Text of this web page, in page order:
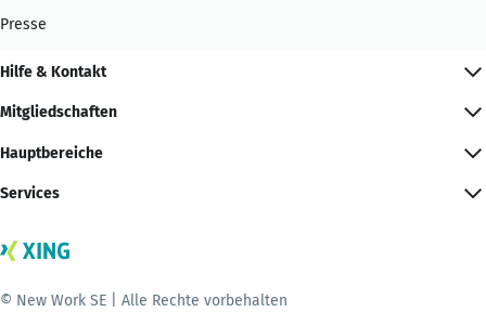
Presse
Hilfe & Kontakt
Mitgliedschaften
Hauptbereiche
Services
© New Work SE | Alle Rechte vorbehalten